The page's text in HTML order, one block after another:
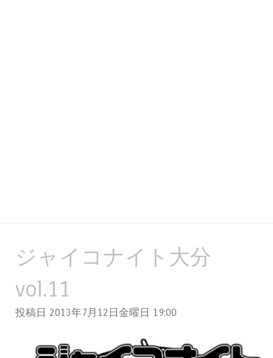
ジャイコナイト大分
vol.11
投稿日 2013年7月12日金曜日 19:00